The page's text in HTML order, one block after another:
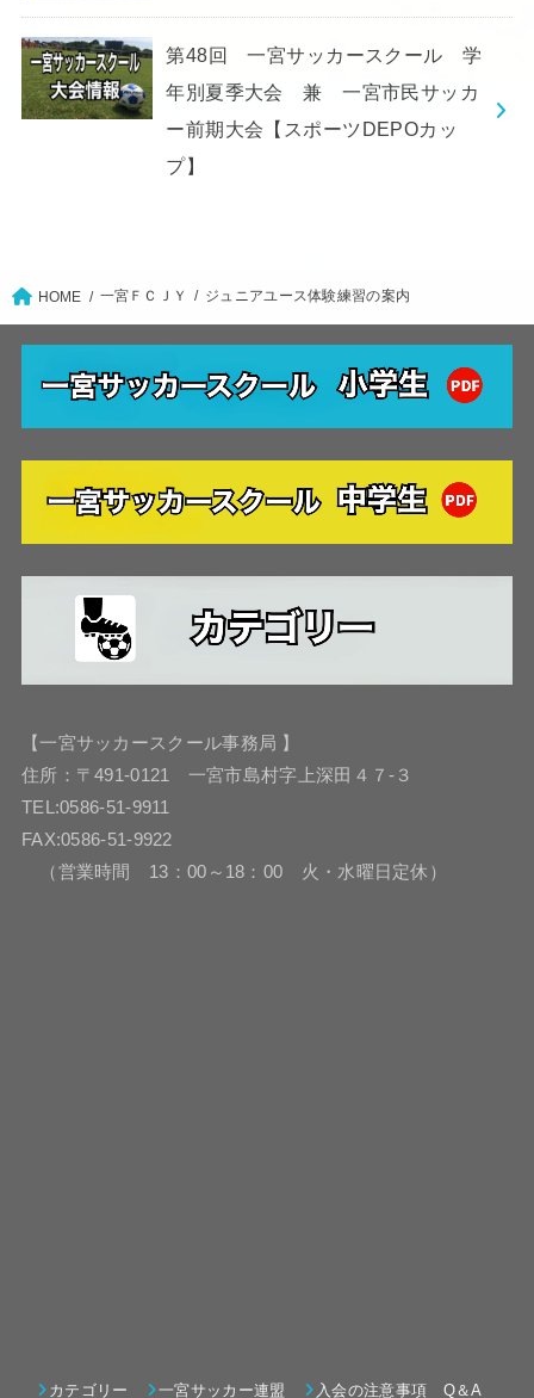
第48回 一宮サッカースクール 学
年別夏季大会 兼 一宮市民サッカ
ー前期大会【スポーツDEPOカッ
プ】
HOME 一宮ＦＣＪＹ ジュニアユース体験練習の案内
【一宮サッカースクール事務局 】
住所：〒491-0121 一宮市島村字上深田４７-３
TEL:0586-51-9911
FAX:0586-51-9922
（営業時間 13：00～18：00 火・水曜日定休）
カテゴリー 一宮サッカー連盟 入会の注意事項 Q＆A